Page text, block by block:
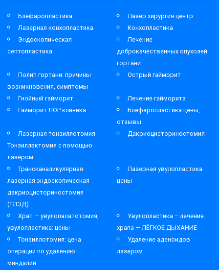
Блефаропластика
Лазер хирургия центр
Лазерная конхопластика
Конхопластика
Эндоскопическая
септопластика
Лечение
доброкачественных опухолей
гортани
Полип гортани: причины
возникновения, симптомы
Острый гайморит
Гнойный гайморит
Лечение гайморита
Гайморит ЛОР клиника
Блефаропластика цены,
отзывы
Лазерная тонзиллотомия
Тонзиллэктомия с помощью
лазером
Дакриоцисториностомия
Трансканаликулярная
лазерная эндоскопическая
дакриоцисториностомия
(ТЛЭД)
Лазерная увулопластика
цены
Храп — увулопалатотомия,
увулопластика: цены
Увулопластика – лечение
храпа — ЛЁГКОЕ ДЫХАНИЕ
Тонзиллотомия: цена
операции по удалению
миндалин
Удаление аденоидов
лазером